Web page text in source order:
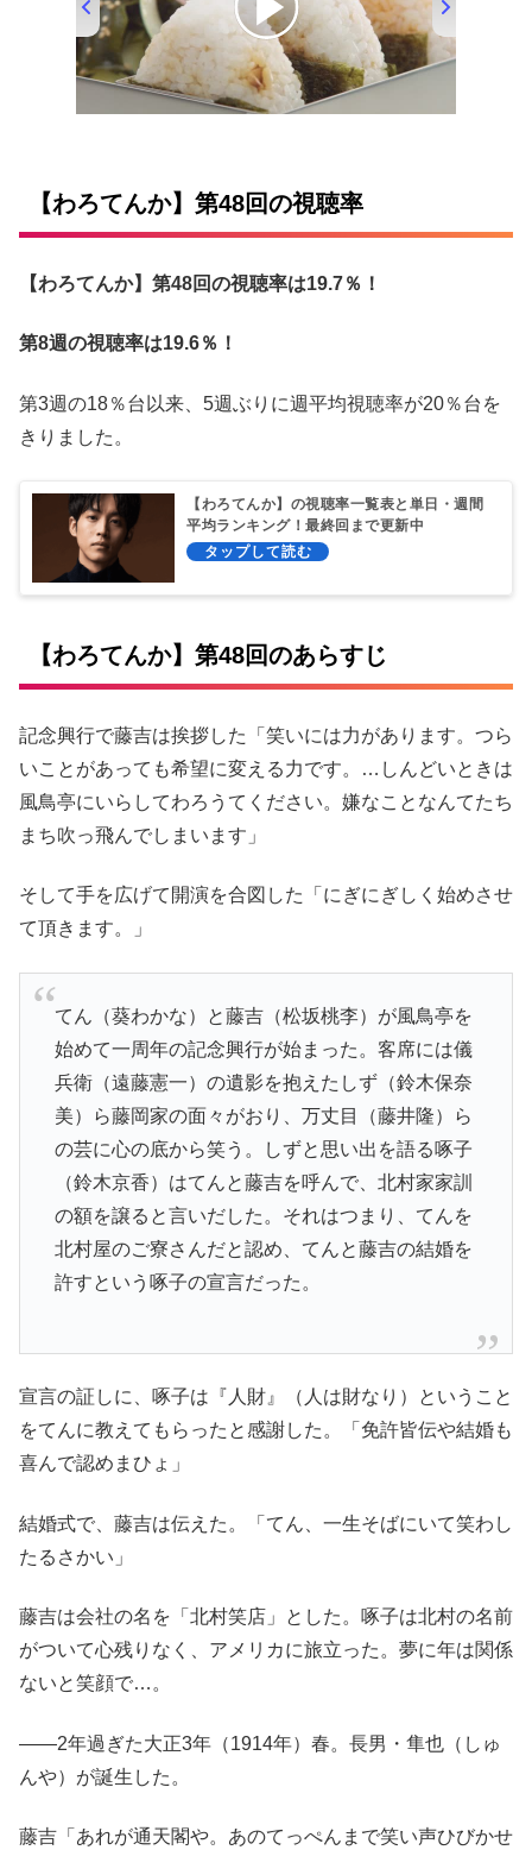
00:00/01:33
【わろてんか】第48回の視聴率
【わろてんか】第48回の視聴率は19.7％！
第8週の視聴率は19.6％！
第3週の18％台以来、5週ぶりに週平均視聴率が20％台を
きりました。
【わろてんか】の視聴率一覧表と単日・週間
平均ランキング！最終回まで更新中
【わろてんか】第48回のあらすじ
記念興行で藤吉は挨拶した「笑いには力があります。つら
いことがあっても希望に変える力です。…しんどいときは
風鳥亭にいらしてわろうてください。嫌なことなんてたち
まち吹っ飛んでしまいます」
そして手を広げて開演を合図した「にぎにぎしく始めさせ
て頂きます。」
てん（葵わかな）と藤吉（松坂桃李）が風鳥亭を
始めて一周年の記念興行が始まった。客席には儀
兵衛（遠藤憲一）の遺影を抱えたしず（鈴木保奈
美）ら藤岡家の面々がおり、万丈目（藤井隆）ら
の芸に心の底から笑う。しずと思い出を語る啄子
（鈴木京香）はてんと藤吉を呼んで、北村家家訓
の額を譲ると言いだした。それはつまり、てんを
北村屋のご寮さんだと認め、てんと藤吉の結婚を
許すという啄子の宣言だった。
宣言の証しに、啄子は『人財』（人は財なり）ということ
をてんに教えてもらったと感謝した。「免許皆伝や結婚も
喜んで認めまひょ」
結婚式で、藤吉は伝えた。「てん、一生そばにいて笑わし
たるさかい」
藤吉は会社の名を「北村笑店」とした。啄子は北村の名前
がついて心残りなく、アメリカに旅立った。夢に年は関係
ないと笑顔で…。
――2年過ぎた大正3年（1914年）春。長男・隼也（しゅ
んや）が誕生した。
藤吉「あれが通天閣や。あのてっぺんまで笑い声ひびかせ